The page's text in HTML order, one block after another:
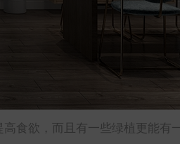
食欲，而且有一些绿植更能有